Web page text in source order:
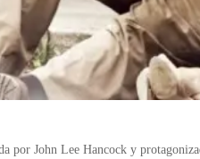
por John Lee Hancock y